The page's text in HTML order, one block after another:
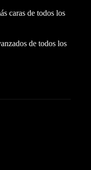
caras de todos los
de todos los